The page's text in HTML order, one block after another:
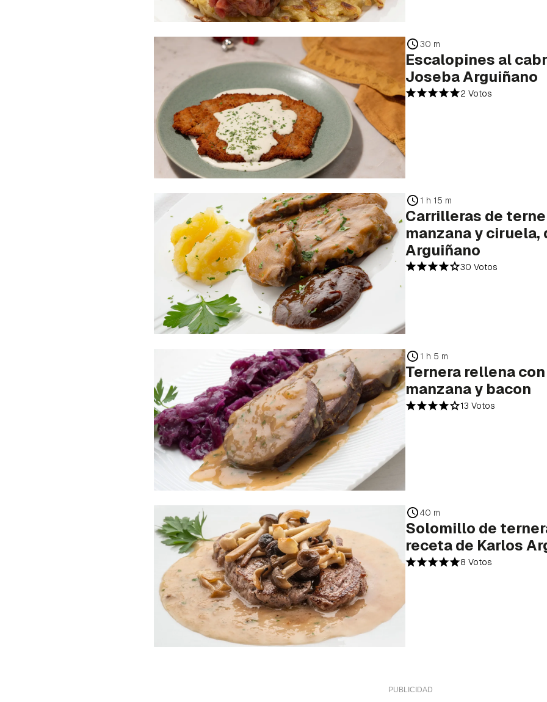
30 m
Escalopines al
Joseba Arguiñano
2 Votos
1 h 15 m
Carrilleras de
manzana y ciruela,
Arguiñano
30 Votos
1 h 5 m
Ternera rellena
manzana y bacon
13 Votos
40 m
Solomillo de
receta de Karlos
8 Votos